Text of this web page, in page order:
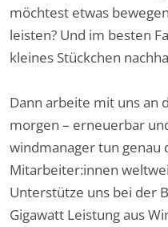
möchtest etwas
leisten? Und im besten
kleines Stückchen
Dann arbeite mit uns an
morgen – erneuerbar
windmanager tun genau
Mitarbeiter:innen
Unterstütze uns bei der
Gigawatt Leistung aus